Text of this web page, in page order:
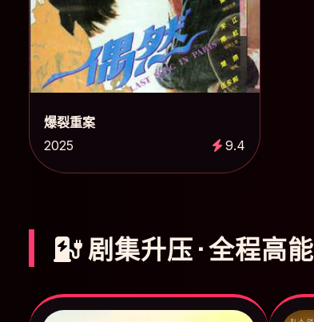
爆裂重案
2025
9.4
剧集升压 · 全程高能